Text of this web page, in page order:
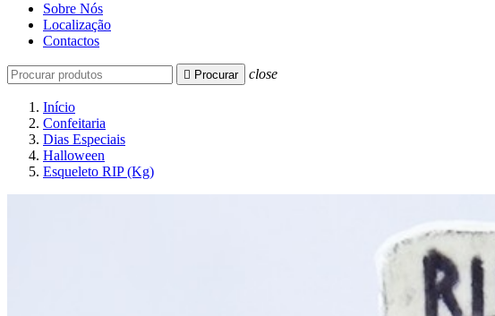
Sobre Nós
Localização
Contactos
 Procurar close
Início
Confeitaria
Dias Especiais
Halloween
Esqueleto RIP (Kg)